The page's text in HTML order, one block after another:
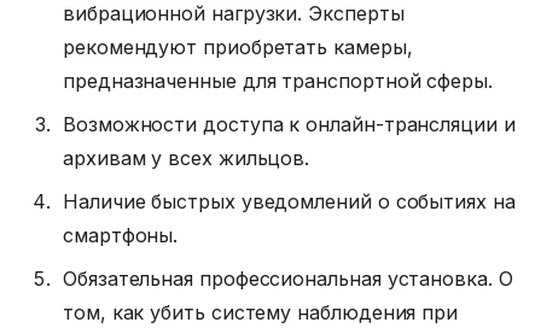
вибрационной нагрузки. Эксперты
рекомендуют приобретать камеры,
предназначенные для транспортной сферы.
Возможности доступа к онлайн-трансляции и
архивам у всех жильцов.
Наличие быстрых уведомлений о событиях на
смартфоны.
Обязательная профессиональная установка. О
том, как убить систему наблюдения при